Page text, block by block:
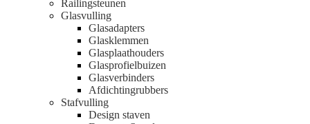
Railingsteunen
Glasvulling
Glasadapters
Glasklemmen
Glasplaathouders
Glasprofielbuizen
Glasverbinders
Afdichtingrubbers
Stafvulling
Design staven